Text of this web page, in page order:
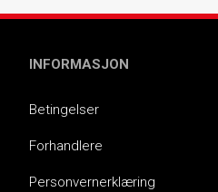
INFORMASJON
Betingelser
Forhandlere
Personvernerklæring